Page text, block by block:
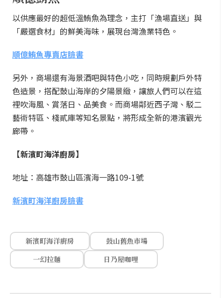
以供應最好的超低溫鮪魚為理念，主打「漁場直送」與
「嚴選食材」的鮮美海味，展現台灣漁業特色。
順億鮪魚專賣店臉書
另外，商場還有海景酒吧與特色小吃，同時規劃戶外特
色造景，搭配鼓山海岸的夕陽景緻，讓旅人們可以在這
裡吹海風、賞落日、品美食。而商場鄰近西子灣、駁二
藝術特區、棧貳庫等知名景點，將形成全新的港濱觀光
廊帶。
【新濱町海洋廚房】
地址：高雄市鼓山區濱海一路109-1號
新濱町海洋廚房臉書
新濱町海洋廚房
鼓山舊魚市場
一幻拉麵
日乃屋咖哩